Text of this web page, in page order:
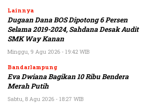
Lainnya
Dugaan Dana BOS Dipotong 6 Persen
Selama 2019-2024, Sahdana Desak Audit
SMK Way Kanan
Minggu, 9 Agu 2026 - 19:42 WIB
Bandarlampung
Eva Dwiana Bagikan 10 Ribu Bendera
Merah Putih
Sabtu, 8 Agu 2026 - 18:27 WIB